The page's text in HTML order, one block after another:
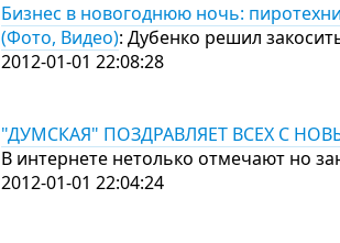
Бизнес в новогоднюю ночь:
(Фото, Видео): Дубенко решил
2012-01-01 22:08:28
"ДУМСКАЯ" ПОЗДРАВЛЯЕТ ВСЕХ С
В интернете нетолько отмечают но
2012-01-01 22:04:24